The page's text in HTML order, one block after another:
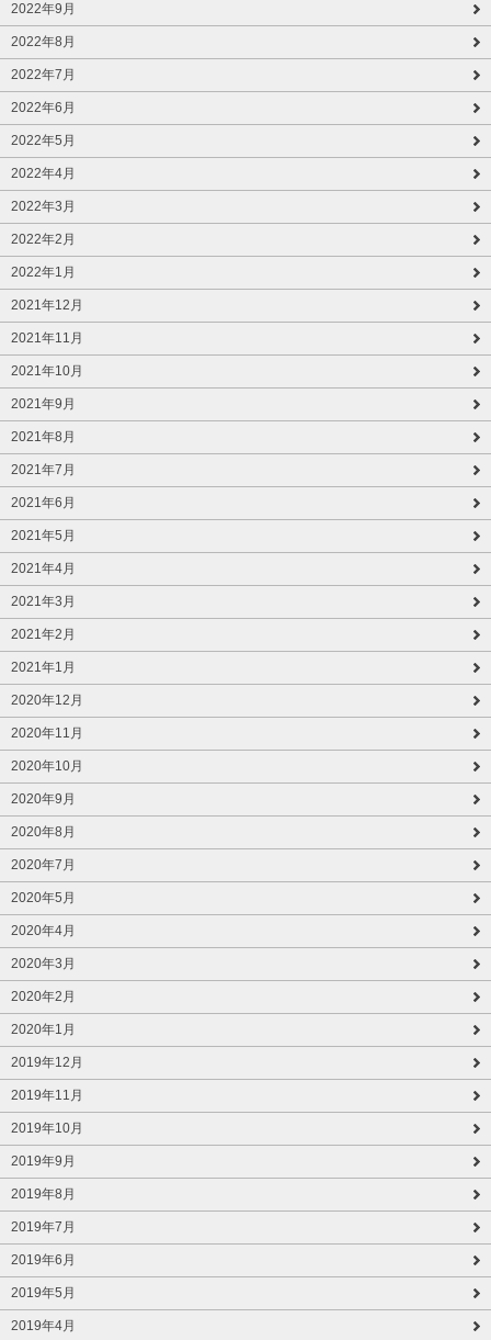
2022年9月
2022年8月
2022年7月
2022年6月
2022年5月
2022年4月
2022年3月
2022年2月
2022年1月
2021年12月
2021年11月
2021年10月
2021年9月
2021年8月
2021年7月
2021年6月
2021年5月
2021年4月
2021年3月
2021年2月
2021年1月
2020年12月
2020年11月
2020年10月
2020年9月
2020年8月
2020年7月
2020年5月
2020年4月
2020年3月
2020年2月
2020年1月
2019年12月
2019年11月
2019年10月
2019年9月
2019年8月
2019年7月
2019年6月
2019年5月
2019年4月